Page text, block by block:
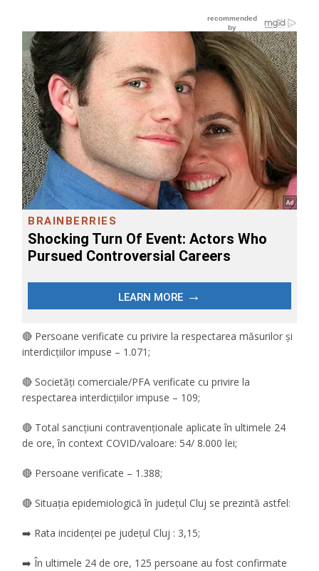
🔴 Persoane verificate cu privire la respectarea măsurilor și
interdicțiilor impuse – 1.071;
🔴 Societăți comerciale/PFA verificate cu privire la
respectarea interdicțiilor impuse – 109;
🔴 Total sancțiuni contravenționale aplicate în ultimele 24
de ore, în context COVID/valoare: 54/ 8.000 lei;
🔴 Persoane verificate – 1.388;
🔴 Situația epidemiologică în județul Cluj se prezintă astfel:
➡️ Rata incidenței pe județul Cluj : 3,15;
➡️ În ultimele 24 de ore, 125 persoane au fost confirmate